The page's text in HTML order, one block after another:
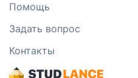
Помощь
Задать вопрос
Контакты